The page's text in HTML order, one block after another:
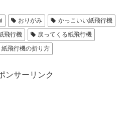
おりがみ
かっこいい紙飛行機
飛行機
戻ってくる紙飛行機
紙飛行機の折り方
ンサーリンク